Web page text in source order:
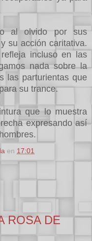
al olvido por sus
su acción caritativa.
incluso en las
nada sobre la
las parturientas que
su trance.
que lo muestra
expresando así
en 17:01
ROSA DE